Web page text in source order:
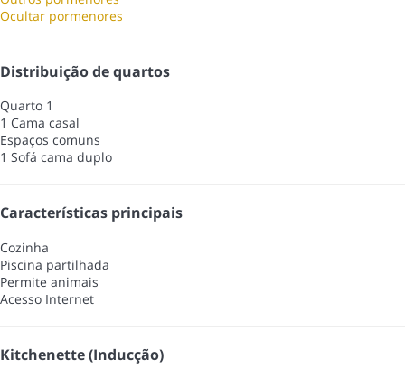
Ocultar pormenores
Distribuição de quartos
Quarto 1
1 Cama casal
Espaços comuns
1 Sofá cama duplo
Características principais
Cozinha
Piscina partilhada
Permite animais
Acesso Internet
Kitchenette (Inducção)